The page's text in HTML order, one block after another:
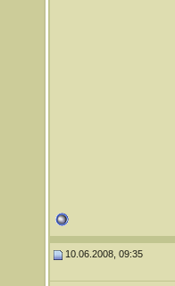
10.06.2008, 09:35